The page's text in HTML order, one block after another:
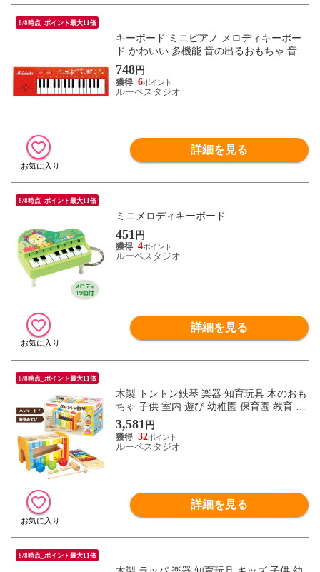
8/8時点_ポイント最大11倍
キーボード ミニピアノ メロディキーボー
ド かわいい 多機能 音の出るおもちゃ 音が
鳴る 玩具 女の子 男の子 誕生日プレゼント
音楽 子供
748円
6
ルーペスタジオ
詳細を見る
8/8時点_ポイント最大11倍
ミニメロディキーボード
451 円
4
ルーペスタジオ
詳細を見る
8/8時点_ポイント最大11倍
木製 トントン鉄琴 楽器 知育玩具 木のおも
ちゃ 子供 室内 遊び 幼稚園 保育園 教育 音
楽
3,581 円
32
ルーペスタジオ
詳細を見る
8/8時点_ポイント最大11倍